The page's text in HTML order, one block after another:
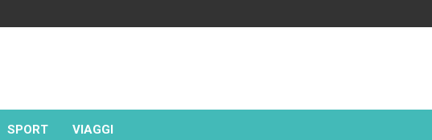
SPORT VIAGGI